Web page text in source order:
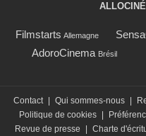
Filmstarts Allemagne
AdoroCinema Brésil
Contact Qui sommes-nous
Politique de cookies
Revue de presse
Charte